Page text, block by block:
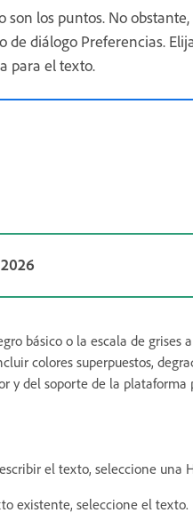
los puntos. No
de diálogo Preferencias.
para el texto.
básico o la escala de
colores superpuestos,
y del soporte de la plataforma
el texto, seleccione una
existente, seleccione el texto.